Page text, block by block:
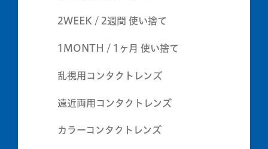
2WEEK / 2週間 使い捨て
1MONTH / 1ヶ月 使い捨て
乱視用コンタクトレンズ
遠近両用コンタクトレンズ
カラーコンタクトレンズ